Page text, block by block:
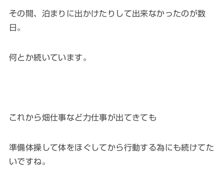
その間、泊まりに出かけたりして出来なかったのが数
日。
何とか続いています。
これから畑仕事など力仕事が出てきても
準備体操して体をほぐしてから行動する為にも続けてた
いですね。